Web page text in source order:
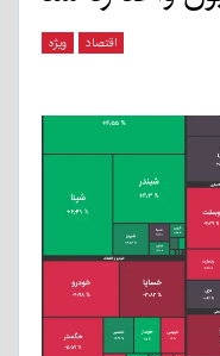
اقتصاد ویژه